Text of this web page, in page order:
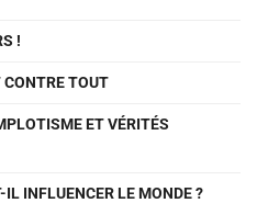
!
CONTRE TOUT
ET VÉRITÉS
INFLUENCER LE MONDE ?